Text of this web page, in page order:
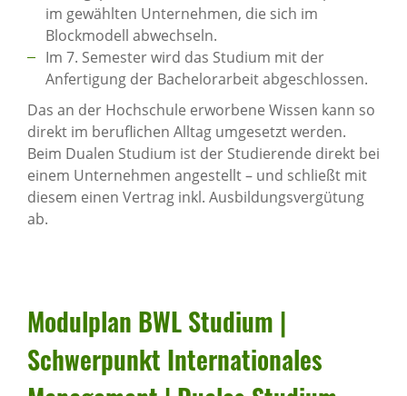
im gewählten Unternehmen, die sich im
Blockmodell abwechseln.
Im 7. Semester wird das Studium mit der
Anfertigung der Bachelorarbeit abgeschlossen.
Das an der Hochschule erworbene Wissen kann so
direkt im beruflichen Alltag umgesetzt werden.
Beim Dualen Studium ist der Studierende direkt bei
einem Unternehmen angestellt – und schließt mit
diesem einen Vertrag inkl. Ausbildungsvergütung
ab.
Modul­plan BWL Studium |
Schwer­punkt Inter­na­ti­o­nales